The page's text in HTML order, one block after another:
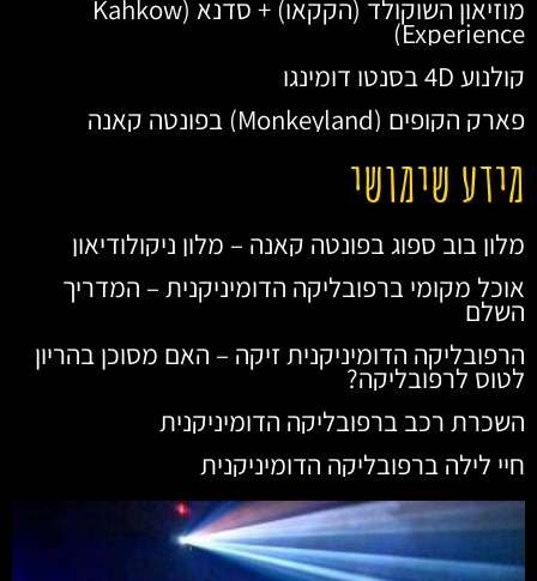
מוזיאון השוקולד (הקקאו) + סדנא (Kahkow
Experience)
קולנוע 4D בסנטו דומינגו
פארק הקופים (Monkeyland) בפונטה קאנה
מידע שימושי
מלון בוב ספוג בפונטה קאנה – מלון ניקולודיאון
אוכל מקומי ברפובליקה הדומיניקנית – המדריך
השלם
הרפובליקה הדומיניקנית זיקה – האם מסוכן בהריון
לטוס לרפובליקה?
השכרת רכב ברפובליקה הדומיניקנית
חיי לילה ברפובליקה הדומיניקנית